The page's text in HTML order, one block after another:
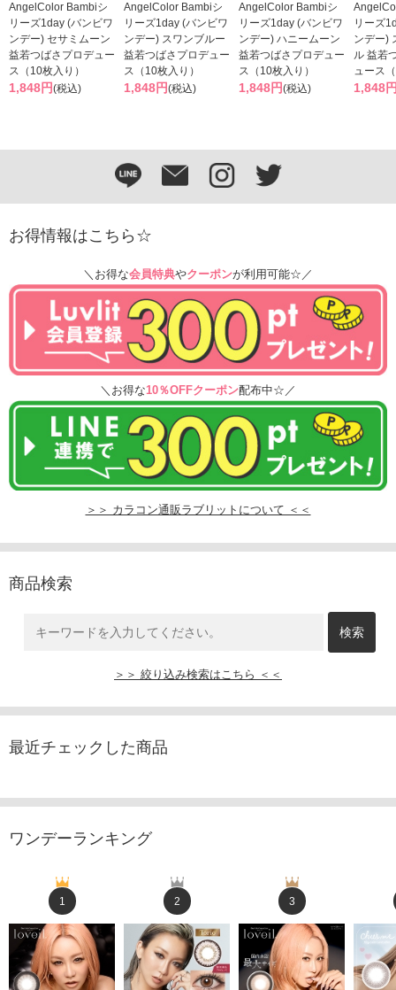
AngelColor Bambiシ
リーズ1day (バンビワ
ンデー) セサミムーン
益若つばさプロデュー
ス（10枚入り）
1,848円(税込)
AngelColor Bambiシ
リーズ1day (バンビワ
ンデー) スワンブルー
益若つばさプロデュー
ス（10枚入り）
1,848円(税込)
AngelColor Bambiシ
リーズ1day (バンビワ
ンデー) ハニームーン
益若つばさプロデュー
ス（10枚入り）
1,848円(税込)
リーズ
ンデー)
ル 益若
ュース
1,848
お得情報はこちら☆
＼お得な会員特典やクーポンが利用可能☆／
＼お得な10％OFFクーポン配布中☆／
＞＞ カラコン通販ラブリットについて ＜＜
商品検索
＞＞ 絞り込み検索はこちら ＜＜
最近チェックした商品
ワンデーランキング
1 2 3